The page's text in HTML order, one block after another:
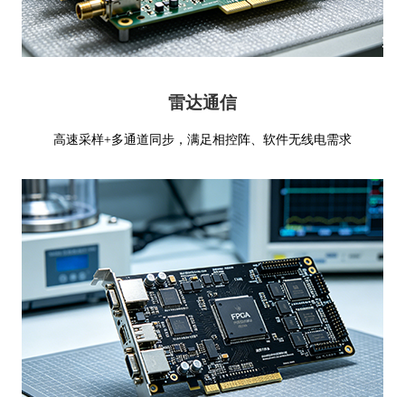
雷达通信
高速采样+多通道同步，满足相控阵、软件无线电需求